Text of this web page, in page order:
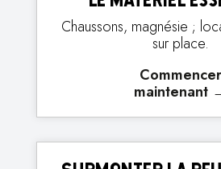
Chaussons, magnésie ;
sur place.
Commencer
maintenant